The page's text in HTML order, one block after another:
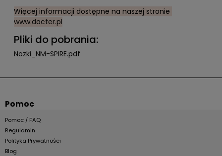
Więcej informacji dostępne na naszej stronie
www.dacter.pl
Pliki do pobrania:
Nozki_NM-SPIRE.pdf
Pomoc
Pomoc / FAQ
Regulamin
Polityka Prywatności
Blog